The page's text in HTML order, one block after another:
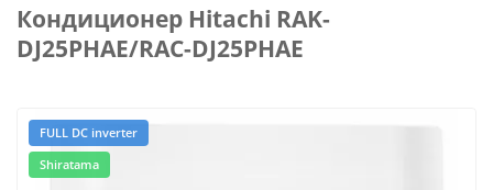
Кондиционер Hitachi RAK-
DJ25PHAE/RAC-DJ25PHAE
FULL DC inverter
Shiratama